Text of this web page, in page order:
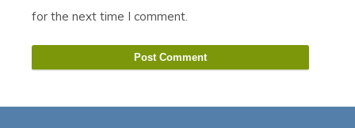
for the next time I comment.